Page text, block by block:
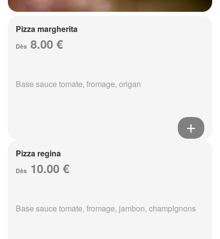
Pizza margherita
Dès 8.00 €
Base sauce tomate, fromage, origan
Pizza regina
Dès 10.00 €
Base sauce tomate, fromage, jambon, champignons